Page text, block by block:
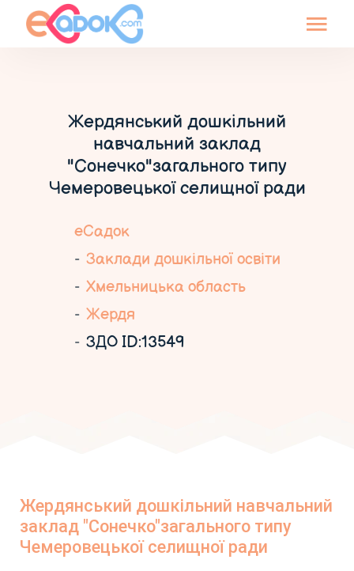
Жердянський дошкільний
навчальний заклад
"Сонечко"загального типу
Чемеровецької селищної ради
еСадок
Заклади дошкільної освіти
Хмельницька область
Жердя
ЗДО ID:13549
Жердянський дошкільний навчальний
заклад "Сонечко"загального типу
Чемеровецької селищної ради